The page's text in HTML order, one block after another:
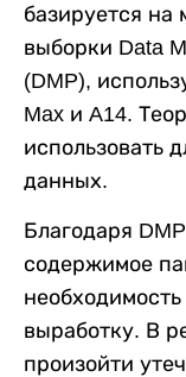
базируется на
выборки Data
(DMP),
Max и A14.
использовать
данных.
Благодаря
содержимое
выработку. В
произойти